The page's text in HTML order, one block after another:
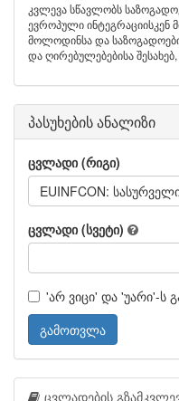
კვლევა სწავლობს
ევროპული ინტეგრაციისკენ
მოლოდინსა და
და ღირებულებებისა
პასუხების ანალიზი
ცვლადი (რიგი)
EUINFCON:
ცვლადი (სვეტი)
'არ ვიცი' და 'უარი'-ს
გამოთვლა
ცვლადების